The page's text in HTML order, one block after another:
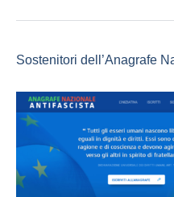
Sostenitori dell’Anagrafe